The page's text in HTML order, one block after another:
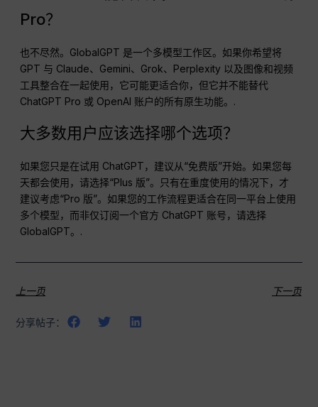
Pro？
也不尽然。GlobalGPT 是一个多模型工作区。如果你希望将
GPT 与 Claude、Gemini、Grok、Perplexity 以及图像和视频
工具整合在一起使用，它可能更适合你，但它并不能替代
ChatGPT Pro 或 OpenAI 账户的所有原生功能。.
大多数用户应该选择哪个选项？
如果您只是在试用 ChatGPT，建议从“免费版”开始。如果您每
天都会使用，请选择“Plus 版”。只有在重度使用的情况下，才
建议考虑“Pro 版”。如果您的工作流程更适合在同一平台上使用
多个模型，而非仅订阅一个官方 ChatGPT 账号，请选择
GlobalGPT。.
上一页 下一页
分享帖子：